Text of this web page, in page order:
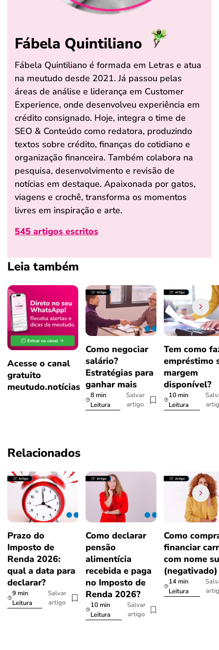
Fábela Quintiliano
Fábela Quintiliano é formada em Letras e atua
na meutudo desde 2021. Já passou pelas
áreas de análise e liderança em Customer
Experience, onde desenvolveu experiência em
crédito consignado. Hoje, integra o time de
SEO & Conteúdo como redatora, produzindo
textos sobre crédito, finanças do cotidiano e
organização financeira. Também colabora na
pesquisa, desenvolvimento e revisão de
notícias em destaque. Apaixonada por gatos,
viagens e crochê, transforma os momentos
livres em inspiração e arte.
545 artigos escritos
Leia também
Acesse o canal
gratuito
meutudo.notícias
Como negociar
salário?
Estratégias para
ganhar mais
8 min
Leitura
Salvar
artigo
Tem como
empréstimo
margem
disponível?
10 min
Leitura
Relacionados
Prazo do
Imposto de
Renda 2026:
qual a data para
declarar?
9 min
Leitura
Salvar
artigo
Como declarar
pensão
alimentícia
recebida e paga
no Imposto de
Renda 2026?
10 min
Leitura
Salvar
artigo
Como
financiar
com nome
(negativado)
14 min
Leitura